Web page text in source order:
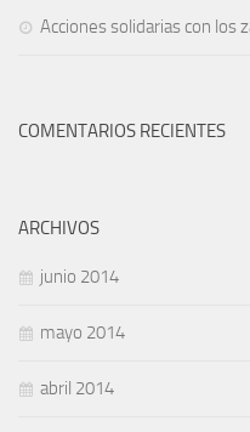
Acciones solidarias con los
COMENTARIOS RECIENTES
ARCHIVOS
junio 2014
mayo 2014
abril 2014